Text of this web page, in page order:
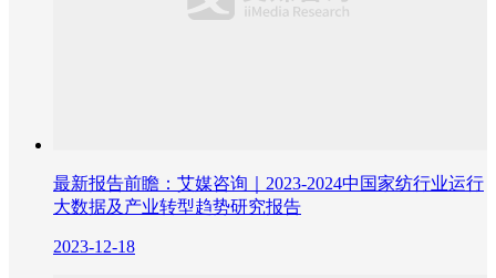
最新报告前瞻：艾媒咨询｜2023-2024中国家纺行业运行
大数据及产业转型趋势研究报告
2023-12-18